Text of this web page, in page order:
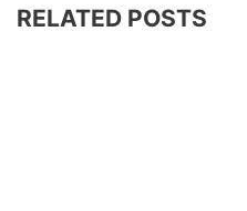
RELATED POSTS